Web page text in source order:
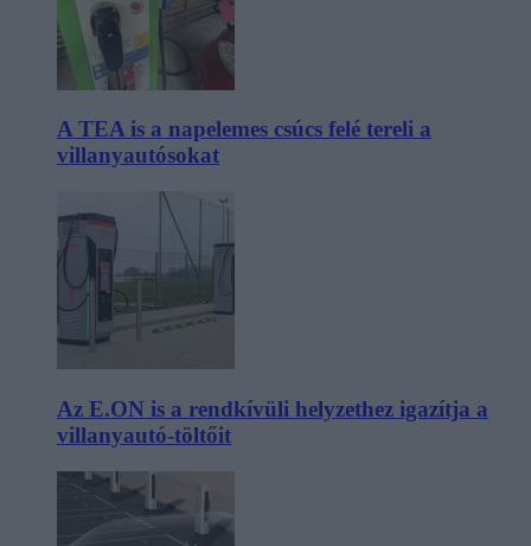
A TEA is a napelemes csúcs felé tereli a
villanyautósokat
Az E.ON is a rendkívüli helyzethez igazítja a
villanyautó-töltőit